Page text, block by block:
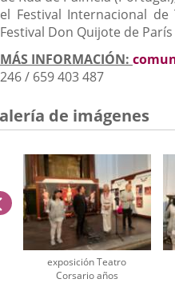
el Festival Internacional
Festival Don Quijote de París
MÁS INFORMACIÓN:
246 / 659 403 487
de imágenes
exposición Teatro
Corsario años
anterior